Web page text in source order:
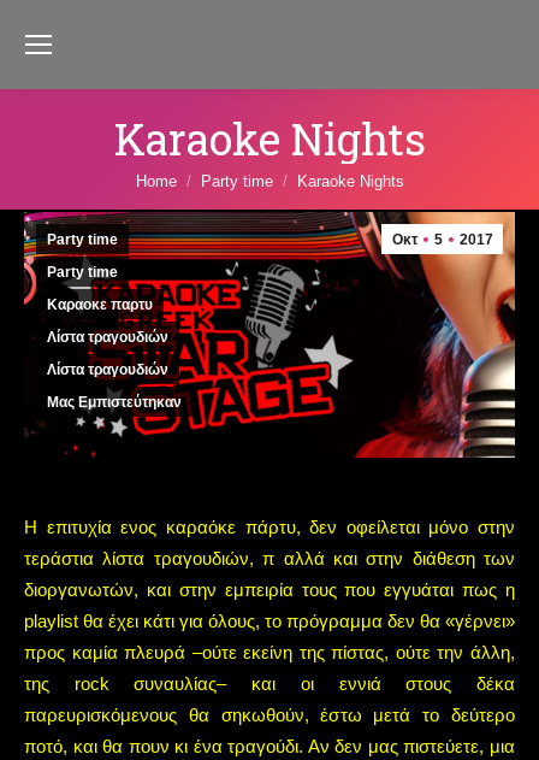
Karaoke Nights
You are here:
Home Party time Karaoke Nights
Οκτ 5 2017
Party time
Party time
Καραοκε παρτυ
Λίστα τραγουδιών
Λίστα τραγουδιών
Μας Εμπιστεύτηκαν
Η επιτυχία ενος καραόκε πάρτυ, δεν οφείλεται μόνο στην
τεράστια λίστα τραγουδιών, π αλλά και στην διάθεση των
διοργανωτών, και στην εμπειρία τους που εγγυάται πως η
playlist θα έχει κάτι για όλους, το πρόγραμμα δεν θα «γέρνει»
προς καμία πλευρά –ούτε εκείνη της πίστας, ούτε την άλλη,
της rock συναυλίας– και οι εννιά στους δέκα
παρευρισκόμενους θα σηκωθούν, έστω μετά το δεύτερο
ποτό, και θα πουν κι ένα τραγούδι. Αν δεν μας πιστεύετε, μια